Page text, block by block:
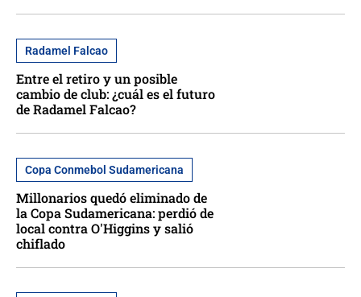
Radamel Falcao
Entre el retiro y un posible
cambio de club: ¿cuál es el futuro
de Radamel Falcao?
Copa Conmebol Sudamericana
Millonarios quedó eliminado de
la Copa Sudamericana: perdió de
local contra O'Higgins y salió
chiflado